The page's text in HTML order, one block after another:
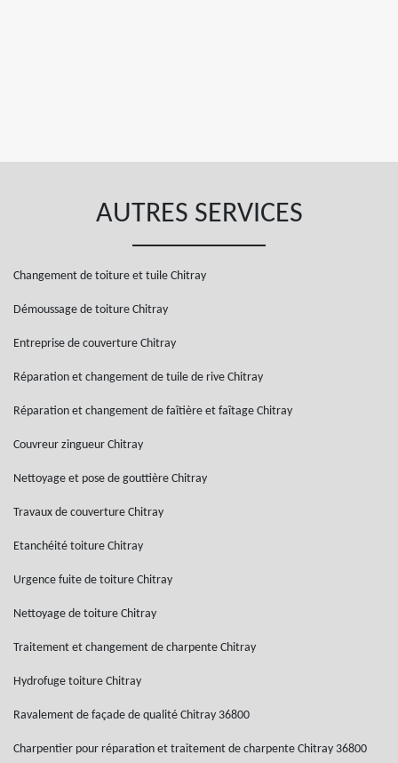
AUTRES SERVICES
Changement de toiture et tuile Chitray
Démoussage de toiture Chitray
Entreprise de couverture Chitray
Réparation et changement de tuile de rive Chitray
Réparation et changement de faîtière et faîtage Chitray
Couvreur zingueur Chitray
Nettoyage et pose de gouttière Chitray
Travaux de couverture Chitray
Etanchéité toiture Chitray
Urgence fuite de toiture Chitray
Nettoyage de toiture Chitray
Traitement et changement de charpente Chitray
Hydrofuge toiture Chitray
Ravalement de façade de qualité Chitray 36800
Charpentier pour réparation et traitement de charpente Chitray 36800